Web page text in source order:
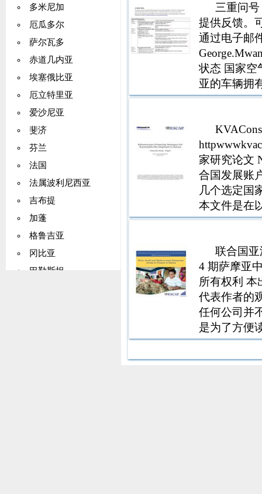
多米尼加
厄瓜多尔
萨尔瓦多
赤道几内亚
埃塞俄比亚
厄立特里亚
爱沙尼亚
斐济
芬兰
法国
法属波利尼西亚
吉布提
加蓬
格鲁吉亚
冈比亚
巴勒斯坦
300％
774 5461
7795 7795
6795 7795
7795 77950
7795 774
Lavai Salaii
计新水电发
能源 第 9 代
11 1 2013
129% 11567
0 0262
2023 500%
2019 500％
314％3155
9953 4388
4388 7008
需求混合预
总需求增长
kW 6 现有
油柴油柴油
三重问
提供反馈。
通过电子邮
状态 国家空
亚的车辆拥
响空气质量
家研究论文
合国发展账
几个选定国
本文件是在
文件中表达
联合国
4 期萨摩亚
所有权利 本
代表作者的
任何公司并
是为了方便
或任何外部
查询可发送